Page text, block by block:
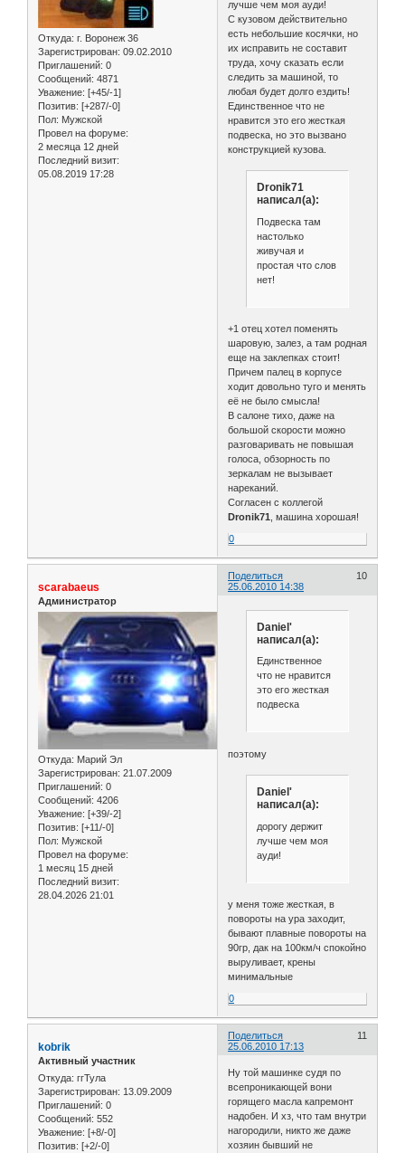
Откуда: г. Воронеж 36
Зарегистрирован: 09.02.2010
Приглашений: 0
Сообщений: 4871
Уважение: [+45/-1]
Позитив: [+287/-0]
Пол: Мужской
Провел на форуме:
2 месяца 12 дней
Последний визит:
05.08.2019 17:28
лучше чем моя ауди!
С кузовом действительно
есть небольшие косячки, но
их исправить не составит
труда, хочу сказать если
следить за машиной, то
любая будет долго ездить!
Единственное что не
нравится это его жесткая
подвеска, но это вызвано
конструкцией кузова.
Dronik71
написал(а):
Подвеска там
настолько
живучая и
простая что слов
нет!
+1 отец хотел поменять
шаровую, залез, а там родная
еще на заклепках стоит!
Причем палец в корпусе
ходит довольно туго и менять
её не было смысла!
В салоне тихо, даже на
большой скорости можно
разговаривать не повышая
голоса, обзорность по
зеркалам не вызывает
нареканий.
Согласен с коллегой
Dronik71 , машина хорошая!
0
Поделиться
10
25.06.2010 14:38
scarabaeus
Администратор
Откуда: Марий Эл
Зарегистрирован: 21.07.2009
Приглашений: 0
Сообщений: 4206
Уважение: [+39/-2]
Позитив: [+11/-0]
Пол: Мужской
Провел на форуме:
1 месяц 15 дней
Последний визит:
28.04.2026 21:01
Daniel'
написал(а):
Единственное
что не нравится
это его жесткая
подвеска
поэтому
Daniel'
написал(а):
дорогу держит
лучше чем моя
ауди!
у меня тоже жесткая, в
повороты на ура заходит,
бывают плавные повороты на
90гр, дак на 100км/ч спокойно
выруливает, крены
минимальные
0
Поделиться
11
25.06.2010 17:13
kobrik
Активный участник
Откуда: ггТула
Зарегистрирован: 13.09.2009
Приглашений: 0
Сообщений: 552
Уважение: [+8/-0]
Позитив: [+2/-0]
Ну той машинке судя по
всепроникающей вони
горящего масла капремонт
надобен. И хз, что там внутри
нагородили, никто же даже
хозяин бывший не